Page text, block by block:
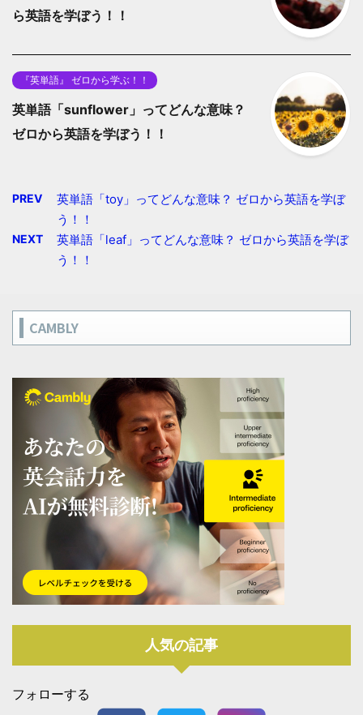
ら英語を学ぼう！！
『英単語』 ゼロから学ぶ！！
英単語「sunflower」ってどんな意味？
ゼロから英語を学ぼう！！
PREV
英単語「toy」ってどんな意味？ ゼロから英語を学ぼ
う！！
NEXT
英単語「leaf」ってどんな意味？ ゼロから英語を学ぼ
う！！
CAMBLY
人気の記事
フォローする